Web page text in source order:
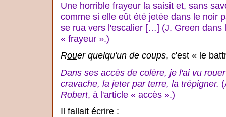
Une horrible frayeur la saisit et, sans
comme si elle eût été jetée dans le noir
se rua vers l'escalier […] (J. Green dans
« frayeur ».)
Rouer quelqu'un de coups, c'est « le
Dans ses accès de colère, je l'ai vu
cravache, la jeter par terre, la trépigner.
Robert, à l'article « accès ».)
Il fallait écrire :